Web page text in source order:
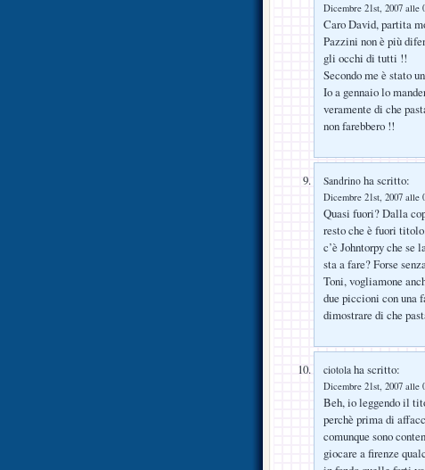
Dicembre 21st, 2007 alle
Caro David, partita
Pazzini non è più
gli occhi di tutti !!
Secondo me è stato
Io a gennaio lo
veramente di che
non farebbero !!
Sandrino ha scritto:
Dicembre 21st, 2007 alle
Quasi fuori? Dalla
resto che è fuori
c’è Johntorpy che se
sta a fare? Forse
Toni, vogliamone
due piccioni con una
dimostrare di che
ciotola ha scritto:
Dicembre 21st, 2007 alle
Beh, io leggendo il
perchè prima di
comunque sono
giocare a firenze